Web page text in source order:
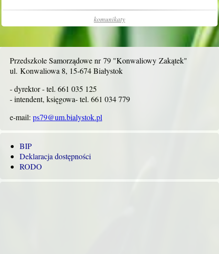
komunikaty
Przedszkole Samorządowe nr 79 "Konwaliowy Zakątek"
ul. Konwaliowa 8, 15-674 Białystok
- dyrektor - tel. 661 035 125
- intendent, księgowa- tel. 661 034 779
e-mail: ps79@um.bialystok.pl
BIP
Deklaracja dostępności
RODO